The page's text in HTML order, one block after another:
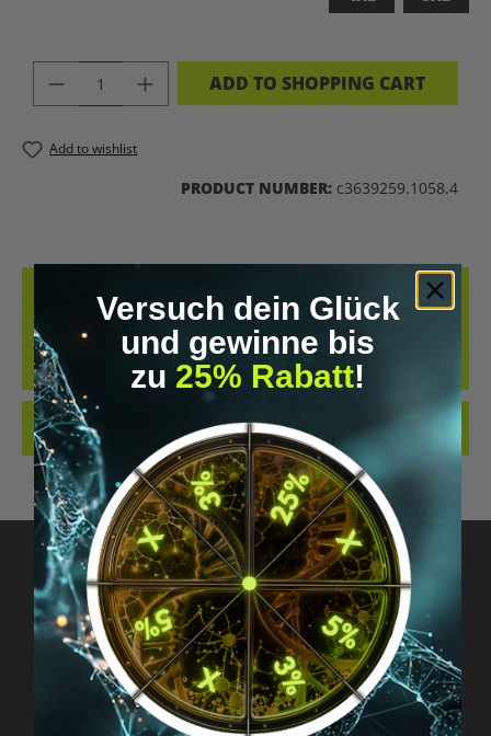
PRODUCT QUANTITY: ENTER THE
ADD TO SHOPPING CART
Add to wishlist
PRODUCT NUMBER: c3639259.1058.4
DESCRIPTION
DESIGNED BY GENETICS. UPGRADED BY SCIENCE. POWERED BY
NATURE.DIESES SHIRT IST MEHR ALS NUR EIN KLEIDUNGSSTÜCK –
ES IST DEIN…
MORE
REVIEWS
Got questions? Just message us!
Discreet, direct &
personal.
Versuch dein Glück
und gewinne bis
zu 25% Rabatt!